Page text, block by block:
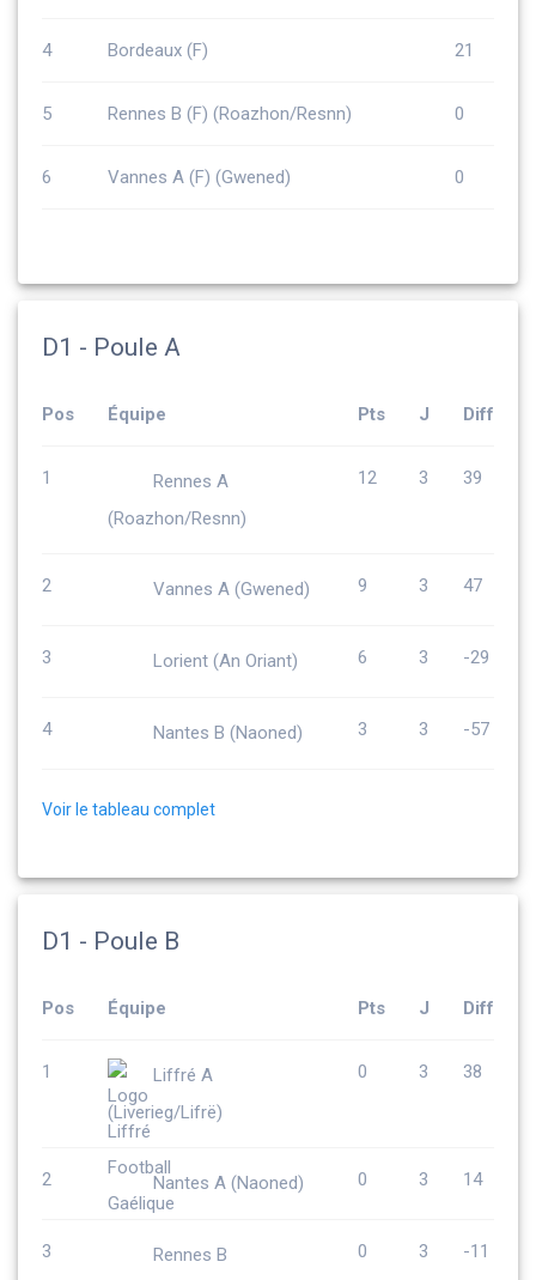
4 Bordeaux (F) 21
5 Rennes B (F) (Roazhon/Resnn) 0
6 Vannes A (F) (Gwened) 0
D1 - Poule A
Pos Équipe Pts J Diff
1
Rennes A
(Roazhon/Resnn)
12 3 39
2 Vannes A (Gwened) 9 3 47
3 Lorient (An Oriant) 6 3 -29
4 Nantes B (Naoned) 3 3 -57
Voir le tableau complet
D1 - Poule B
Pos Équipe Pts J Diff
1
Liffré A
(Liverieg/Lifrë)
0 3 38
2 Nantes A (Naoned) 0 3 14
3
Rennes B
0 3 -11